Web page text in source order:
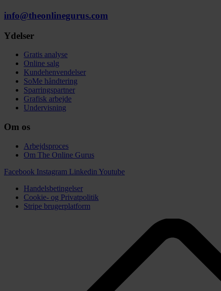
info@theonlinegurus.com
Ydelser
Gratis analyse
Online salg
Kundehenvendelser
SoMe håndtering
Sparringspartner
Grafisk arbejde
Undervisning
Om os
Arbejdsproces
Om The Online Gurus
Facebook Instagram Linkedin Youtube
Handelsbetingelser
Cookie- og Privatpolitik
Stripe brugerplatform